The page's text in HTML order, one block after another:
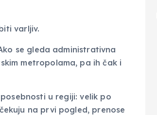
varljiv.
se gleda administrativna
metropolama, pa ih čak i
u regiji: velik po
na prvi pogled, prenose